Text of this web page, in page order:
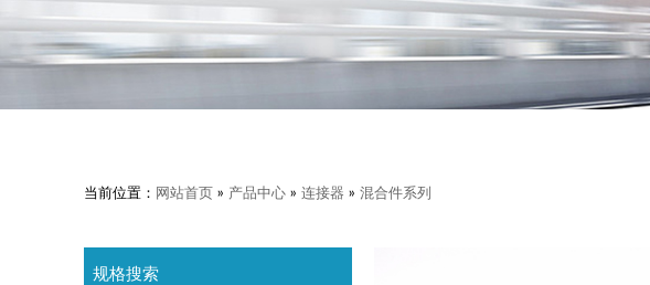
当前位置： 网站首页 » 产品中心 » 连接器 » 混合件系列
规格搜索